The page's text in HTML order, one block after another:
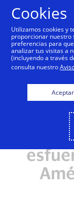
Cookies
Utilizamos cookies y
proporcionar nuestro
preferencias para
analizar tus visitas a
(incluyendo a través
consulta nuestro
Aceptar